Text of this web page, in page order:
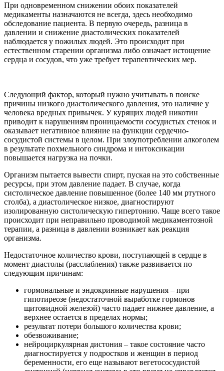
При одновременном снижении обоих показателей
медикаменты назначаются не всегда, здесь необходимо
обследование пациента. В первую очередь, разница в
давлении и снижение диастолических показателей
наблюдается у пожилых людей. Это происходит при
естественном старении организма либо означает истощение
сердца и сосудов, что уже требует терапевтических мер.
Следующий фактор, который нужно учитывать в поиске
причины низкого диастолического давления, это наличие у
человека вредных привычек. У курящих людей никотин
приводит к нарушениям проницаемости сосудистых стенок и
оказывает негативное влияние на функции сердечно-
сосудистой системы в целом. При злоупотреблении алкоголем
в результате похмельного синдрома и интоксикации
повышается нагрузка на почки.
Организм пытается вывести спирт, пуская на это собственные
ресурсы, при этом давление падает. В случае, когда
систолическое давление повышенное (более 140 мм ртутного
столба), а диастолическое низкое, диагностируют
изолированную систолическую гипертонию. Чаще всего такое
происходит при неправильно проводимой медикаментозной
терапии, а разница в давлении возникает как реакция
организма.
Недостаточное количество крови, поступающей в сердце в
момент диастолы (расслабления) также развивается по
следующим причинам:
гормональные и эндокринные нарушения – при
гипотиреозе (недостаточной выработке гормонов
щитовидной железой) часто падает нижнее давление, а
верхнее остается в пределах нормы;
результат потери большого количества крови;
обезвоживание;
нейроциркулярная дистония – такое состояние часто
диагностируется у подростков и женщин в период
беременности, его еще называют вегетососудистой